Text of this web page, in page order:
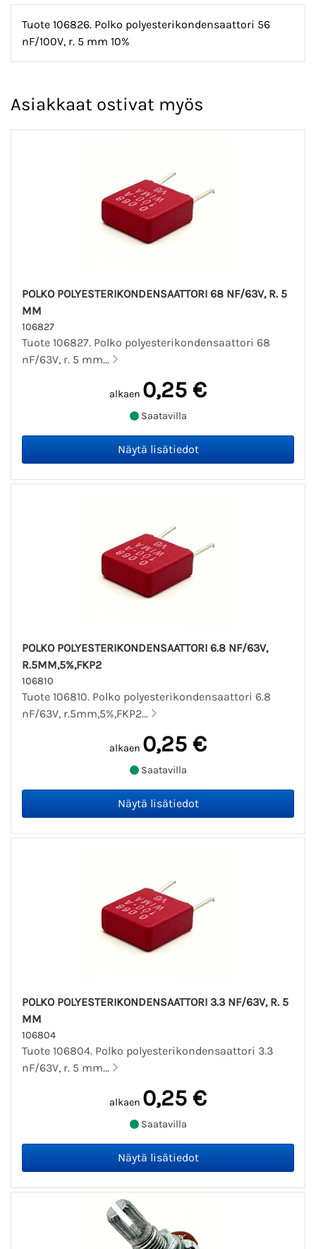
Tuote 106826. Polko polyesterikondensaattori 56
nF/100V, r. 5 mm 10%
Asiakkaat ostivat myös
POLKO POLYESTERIKONDENSAATTORI 68 NF/63V, R. 5
MM
106827
Tuote 106827. Polko polyesterikondensaattori 68
nF/63V, r. 5 mm...
alkaen 0,25 €
Saatavilla
POLKO POLYESTERIKONDENSAATTORI 6.8 NF/63V,
R.5MM,5%,FKP2
106810
Tuote 106810. Polko polyesterikondensaattori 6.8
nF/63V, r.5mm,5%,FKP2...
alkaen 0,25 €
Saatavilla
POLKO POLYESTERIKONDENSAATTORI 3.3 NF/63V, R. 5
MM
106804
Tuote 106804. Polko polyesterikondensaattori 3.3
nF/63V, r. 5 mm...
alkaen 0,25 €
Saatavilla